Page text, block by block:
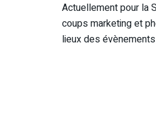
Actuellement pour la
coups marketing et
lieux des